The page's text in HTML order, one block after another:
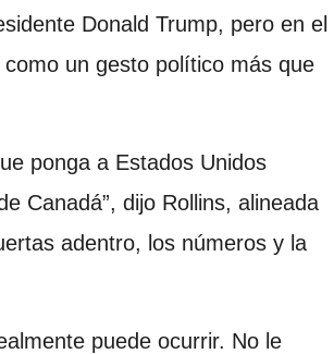
Donald Trump, pero en el
un gesto político más que
ponga a Estados Unidos
Canadá”, dijo Rollins, alineada
adentro, los números y la
puede ocurrir. No le